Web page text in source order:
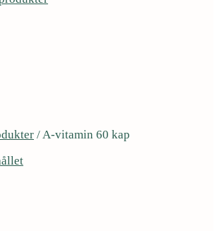
/ A-vitamin 60 kap